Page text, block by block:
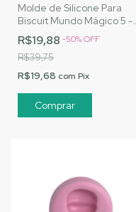
Molde de Silicone Para
Biscuit Mundo Mágico 5 -
MJ Artesanatos |Cód. 1476
R$19,88 -50%OFF
R$39,75
R$19,68 com Pix